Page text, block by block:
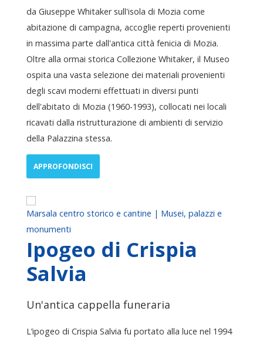
da Giuseppe Whitaker sull'isola di Mozia come
abitazione di campagna, accoglie reperti provenienti
in massima parte dall'antica città fenicia di Mozia.
Oltre alla ormai storica Collezione Whitaker, il Museo
ospita una vasta selezione dei materiali provenienti
degli scavi moderni effettuati in diversi punti
dell'abitato di Mozia (1960-1993), collocati nei locali
ricavati dalla ristrutturazione di ambienti di servizio
della Palazzina stessa.
APPROFONDISCI
Marsala centro storico e cantine | Musei, palazzi e
monumenti
Ipogeo di Crispia
Salvia
Un'antica cappella funeraria
L’ipogeo di Crispia Salvia fu portato alla luce nel 1994